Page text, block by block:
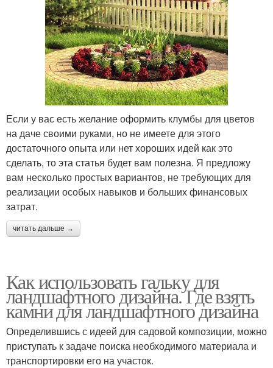
Если у вас есть желание оформить клумбы для цветов
на даче своими руками, но не имеете для этого
достаточного опыта или нет хороших идей как это
сделать, то эта статья будет вам полезна. Я предложу
вам несколько простых вариантов, не требующих для
реализации особых навыков и больших финансовых
затрат.
читать дальше →
Как использовать гальку для
ландшафтного дизайна. Где взять
камни для ландшафтного дизайна
Определившись с идеей для садовой композиции, можно
приступать к задаче поиска необходимого материала и
транспортировки его на участок.